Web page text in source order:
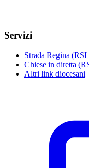
Servizi
Strada Regina
Chiese in diretta
Altri link diocesani